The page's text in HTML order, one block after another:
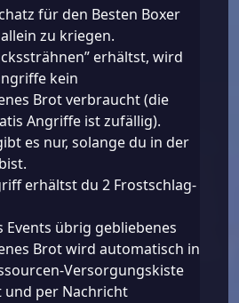
für den Besten Boxer
zu kriegen.
erhältst, wird
kein
Brot verbraucht (die
Angriffe ist zufällig).
es nur, solange du in der
erhältst du 2 Frostschlag-
Events übrig gebliebenes
Brot wird automatisch in
Versorgungskiste
und per Nachricht